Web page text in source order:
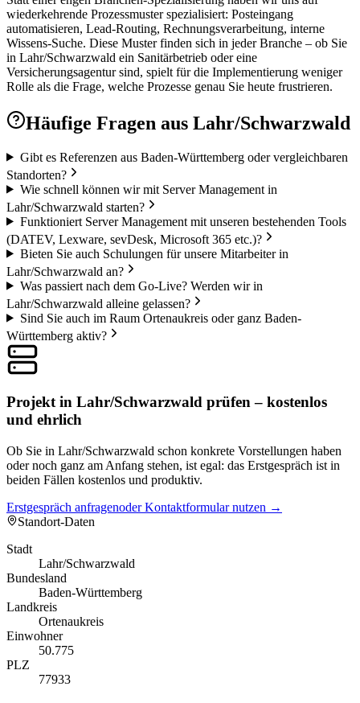
wiederkehrende Prozessmuster spezialisiert: Posteingang
automatisieren, Lead-Routing, Rechnungsverarbeitung, interne
Wissens-Suche. Diese Muster finden sich in jeder Branche – ob Sie
in Lahr/Schwarzwald ein Sanitärbetrieb oder eine
Versicherungsagentur sind, spielt für die Implementierung weniger
Rolle als die Frage, welche Prozesse genau Sie heute frustrieren.
Häufige Fragen aus Lahr/Schwarzwald
Gibt es Referenzen aus Baden-Württemberg oder vergleichbaren
Standorten?
Wie schnell können wir mit Server Management in
Lahr/Schwarzwald starten?
Funktioniert Server Management mit unseren bestehenden Tools
(DATEV, Lexware, sevDesk, Microsoft 365 etc.)?
Bieten Sie auch Schulungen für unsere Mitarbeiter in
Lahr/Schwarzwald an?
Was passiert nach dem Go-Live? Werden wir in
Lahr/Schwarzwald alleine gelassen?
Sind Sie auch im Raum Ortenaukreis oder ganz Baden-
Württemberg aktiv?
Projekt in Lahr/Schwarzwald prüfen – kostenlos
und ehrlich
Ob Sie in Lahr/Schwarzwald schon konkrete Vorstellungen haben
oder noch ganz am Anfang stehen, ist egal: das Erstgespräch ist in
beiden Fällen kostenlos und produktiv.
Erstgespräch anfragenoder Kontaktformular nutzen →
Standort-Daten
Stadt
Lahr/Schwarzwald
Bundesland
Baden-Württemberg
Landkreis
Ortenaukreis
Einwohner
50.775
PLZ
77933